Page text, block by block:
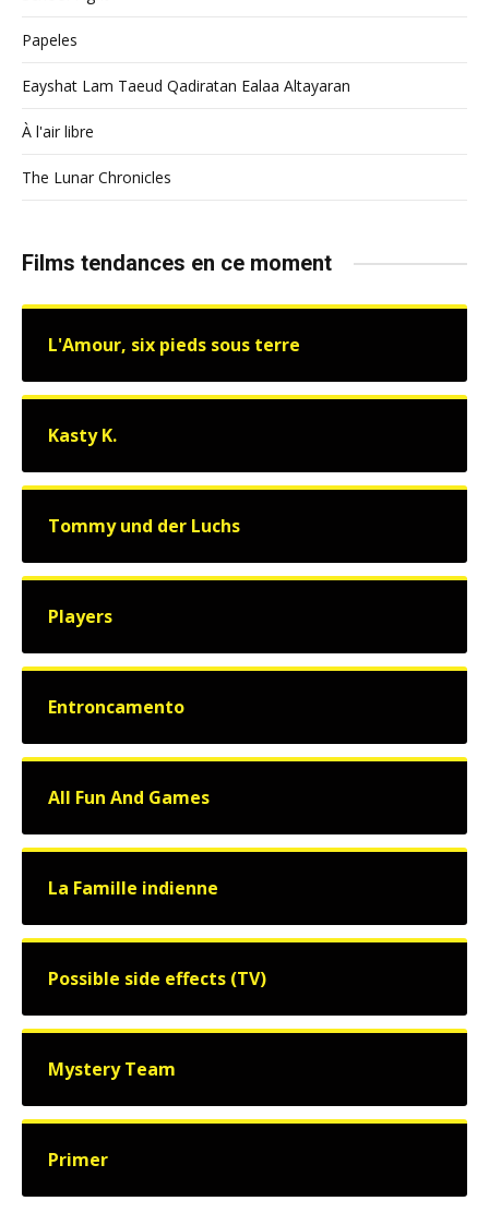
Papeles
Eayshat Lam Taeud Qadiratan Ealaa Altayaran
À l'air libre
The Lunar Chronicles
Films tendances en ce moment
L'Amour, six pieds sous terre
Kasty K.
Tommy und der Luchs
Players
Entroncamento
All Fun And Games
La Famille indienne
Possible side effects (TV)
Mystery Team
Primer